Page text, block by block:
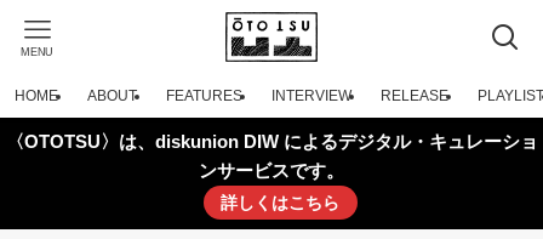
MENU
HOME ABOUT FEATURES INTERVIEW RELEASE PLAYLIST
〈OTOTSU〉は、diskunion DIW によるデジタル・キュレーショ
ンサービスです。
詳しくはこちら